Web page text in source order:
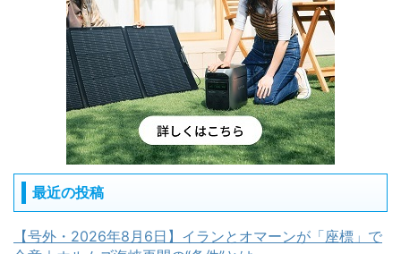
最近の投稿
【号外・2026年8月6日】イランとオマーンが「座標」で